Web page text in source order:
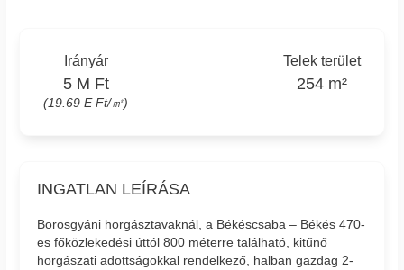
Irányár
5 M Ft
(19.69 E Ft/㎡)
Telek terület
254 m²
INGATLAN LEÍRÁSA
Borosgyáni horgásztavaknál, a Békéscsaba – Békés 470-
es főközlekedési úttól 800 méterre található, kitűnő
horgászati adottságokkal rendelkező, halban gazdag 2-